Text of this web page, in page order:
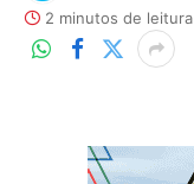
2 minutos de leitura